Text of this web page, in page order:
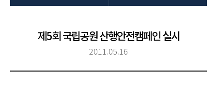
제5회 국립공원 산행안전캠페인 실시
2011.05.16